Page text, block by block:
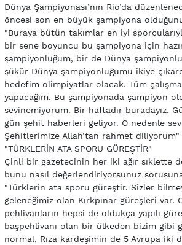
Dünya Şampiyonası’nın Rio’da
öncesi son en büyük şampiyona
"Buraya bütün takımlar en iyi
bir sene boyuncu bu şampiyona için
şampiyonluğum, bir de Dünya
şükür Dünya şampiyonluğumu ikiye
hedefim olimpiyatlar olacak. Tüm
yapacağım. Bu şampiyonada şampiyon
sevinemiyorum. Bir haftadır buradayız.
gün şehit haberleri geliyor. O nedenle
Şehitlerimize Allah’tan rahmet
"TÜRKLERİN ATA SPORU GÜREŞTİR"
Çinli bir gazetecinin her iki ağır sıklette
bunu nasıl değerlendiriyorsunuz
"Türklerin ata sporu güreştir. Sizler
geleneğimiz olan Kırkpınar güreşleri var.
pehlivanların hepsi de oldukça yapılı
başpehlivanı olan bir ülkeden bizim gibi
normal. Rıza kardeşimin de 5 Avrupa iki